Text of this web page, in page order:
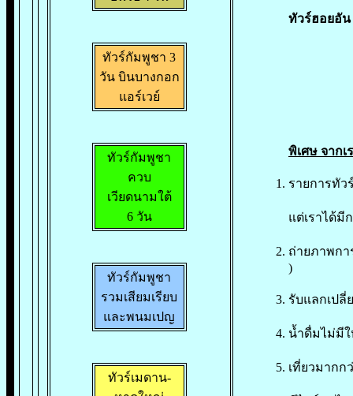
ทัวร์กัมพูชา 3
วัน บินบางกอก
แอร์เวย์
ทัวร์กัมพูชา
ควบ
เวียดนามใต้
6 วัน
ทัวร์กัมพูชา
รวมเสียมเรียบ
และพนมเปญ
ทัวร์เมดาน-
ทัวร์ฮอยอั
พิเศษ จากเ
รายการทัว
แต่เราได้มี
ถ่ายภาพก
)
รับแลกเปลี่
น้ำดื่มไม่มีใ
เที่ยวมากก